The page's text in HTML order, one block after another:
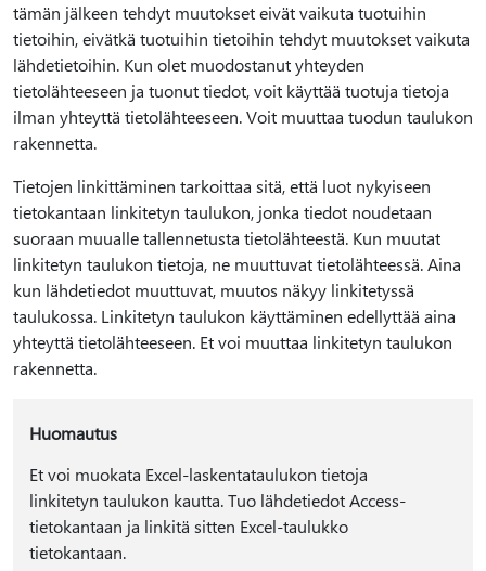
tämän jälkeen tehdyt muutokset eivät vaikuta tuotuihin
tietoihin, eivätkä tuotuihin tietoihin tehdyt muutokset vaikuta
lähdetietoihin. Kun olet muodostanut yhteyden
tietolähteeseen ja tuonut tiedot, voit käyttää tuotuja tietoja
ilman yhteyttä tietolähteeseen. Voit muuttaa tuodun taulukon
rakennetta.
Tietojen linkittäminen tarkoittaa sitä, että luot nykyiseen
tietokantaan linkitetyn taulukon, jonka tiedot noudetaan
suoraan muualle tallennetusta tietolähteestä. Kun muutat
linkitetyn taulukon tietoja, ne muuttuvat tietolähteessä. Aina
kun lähdetiedot muuttuvat, muutos näkyy linkitetyssä
taulukossa. Linkitetyn taulukon käyttäminen edellyttää aina
yhteyttä tietolähteeseen. Et voi muuttaa linkitetyn taulukon
rakennetta.
Huomautus
Et voi muokata Excel-laskentataulukon tietoja
linkitetyn taulukon kautta. Tuo lähdetiedot Access-
tietokantaan ja linkitä sitten Excel-taulukko
tietokantaan.